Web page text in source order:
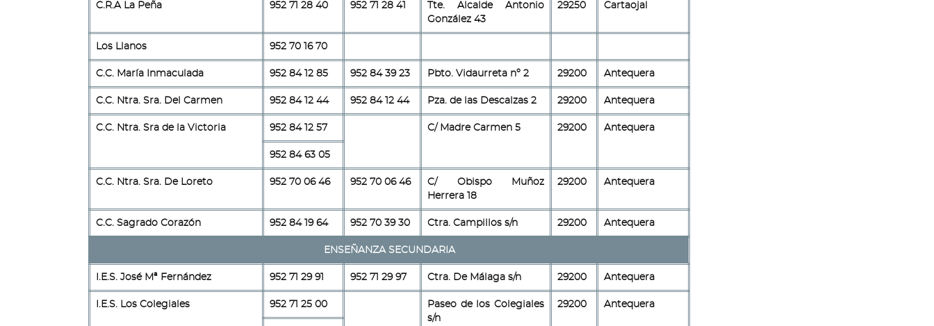
C.R.A La Peña 952 71 28 40 952 71 28 41
Tte. Alcalde Antonio
González 43
29250 Cartaojal
Los Llanos 952 70 16 70
C.C. María Inmaculada 952 84 12 85 952 84 39 23 Pbto. Vidaurreta nº 2 29200 Antequera
C.C. Ntra. Sra. Del Carmen 952 84 12 44 952 84 12 44 Pza. de las Descalzas 2 29200 Antequera
C.C. Ntra. Sra de la Victoria 952 84 12 57 C/ Madre Carmen 5 29200 Antequera
952 84 63 05
C.C. Ntra. Sra. De Loreto 952 70 06 46 952 70 06 46
C/ Obispo Muñoz
Herrera 18
29200 Antequera
C.C. Sagrado Corazón 952 84 19 64 952 70 39 30 Ctra. Campillos s/n 29200 Antequera
ENSEÑANZA SECUNDARIA
I.E.S. José Mª Fernández 952 71 29 91 952 71 29 97 Ctra. De Málaga s/n 29200 Antequera
I.E.S. Los Colegiales 952 71 25 00
Paseo de los Colegiales
s/n
29200 Antequera